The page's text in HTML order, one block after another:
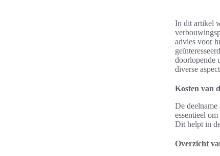
In dit artikel
advies voor
doorlopende
diverse
Kosten van
De
essentieel
Dit helpt in
Overzicht